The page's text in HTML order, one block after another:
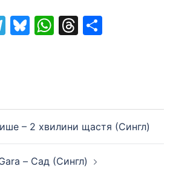
Telegram
Bluesky
WhatsApp
Threads
– 2 хвилини щастя (Сингл)
– Сад (Сингл)